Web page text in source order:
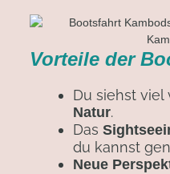
Vorteile der
Du siehst viel
Natur.
Das
du kannst
Neue